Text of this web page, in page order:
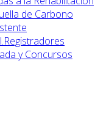
de Carbono
y Concursos